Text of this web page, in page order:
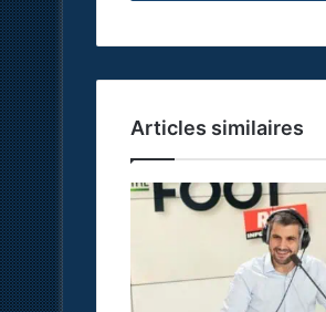
Articles similaires